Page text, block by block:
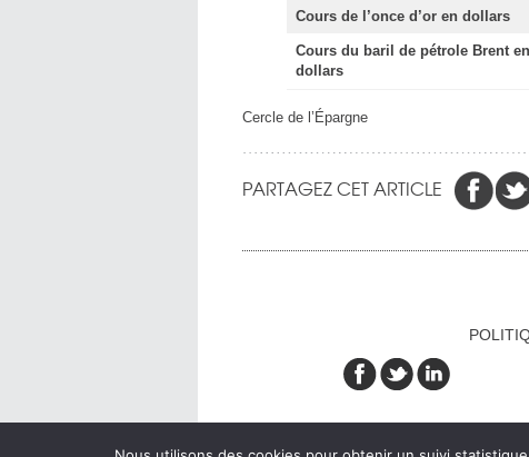
Cours de l’once d’or en dollars
Cours du baril de pétrole Brent en
dollars
Cercle de l’Épargne
PARTAGEZ CET ARTICLE